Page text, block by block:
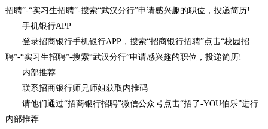
招聘”-“实习生招聘”-搜索“武汉分行”申请感兴趣的职位，投递简历!
手机银行APP
登录招商银行手机银行APP，搜索“招商银行招聘”点击“校园招
聘”-“实习生招聘”-搜索“武汉分行”申请感兴趣的职位，投递简历!
内部推荐
联系招商银行师兄师姐获取内推码
请他们通过“招商银行招聘”微信公众号点击“招了-YOU伯乐”进行
内部推荐